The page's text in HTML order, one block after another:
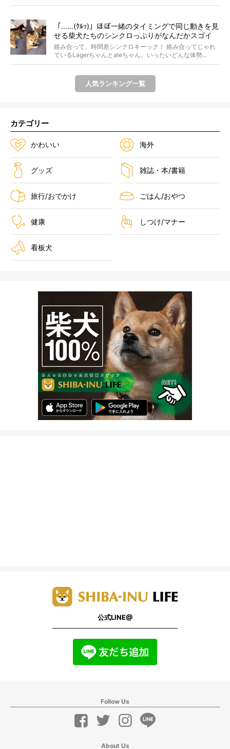
「……(ｸﾙｯ)」ほぼ一緒のタイミングで同じ動きを見
せる柴犬たちのシンクロっぷりがなんだかスゴイ
絡み合って、時間差シンクロキーック！ 絡み合ってじゃれ
ているLagerちゃんとaleちゃん。いったいどんな体勢...
人気ランキング一覧
カテゴリー
かわいい 海外
グッズ 雑誌・本/書籍
旅行/おでかけ ごはん/おやつ
健康 しつけ/マナー
看板犬
公式LINE@
Follow Us
About Us